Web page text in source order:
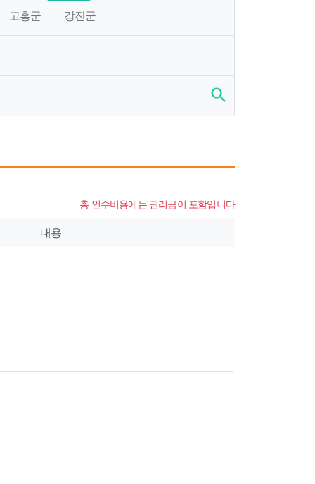
고흥군
강진군
search
총 인수비용에는 권리금이 포함입니다
내용